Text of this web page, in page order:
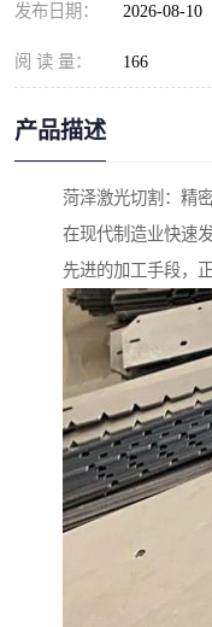
发布日期： 2026-08-10
阅 读 量： 166
产品描述
菏泽激光切割：精
在现代制造业快速
先进的加工手段，